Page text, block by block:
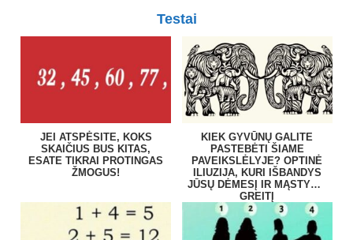
Testai
JEI ATSPĖSITE, KOKS
SKAIČIUS BUS KITAS,
ESATE TIKRAI PROTINGAS
ŽMOGUS!
KIEK GYVŪNŲ GALITE
PASTEBĖTI ŠIAME
PAVEIKSLĖLYJE? OPTINĖ
ILIUZIJA, KURI IŠBANDYS
JŪSŲ DĖMESĮ IR MĄSTYMO
GREITĮ